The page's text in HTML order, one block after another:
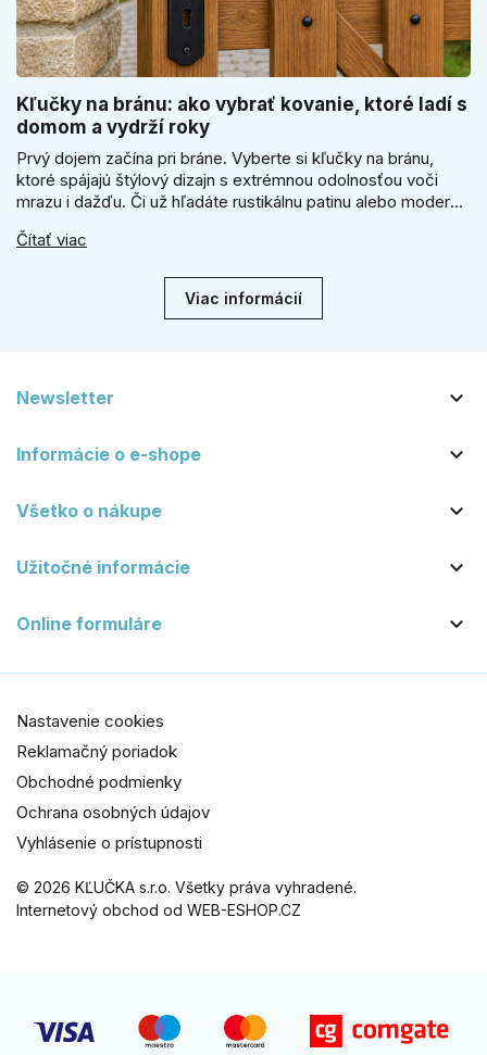
Kľučky na bránu: ako vybrať kovanie, ktoré ladí s
domom a vydrží roky
Prvý dojem začína pri bráne. Vyberte si kľučky na bránu,
ktoré spájajú štýlový dizajn s extrémnou odolnosťou voči
mrazu i dažďu. Či už hľadáte rustikálnu patinu alebo moderné
vydrží roky. Zabezpečte svoj vstup kvalitou, ktorá prežije
Čítať viac
Viac informácií
Newsletter 
Informácie o e-shope 
Všetko o nákupe 
Užitočné informácie 
Online formuláre 
© 2026 KĽUČKA s.r.o. Všetky práva vyhradené.
Internetový obchod od WEB-ESHOP.CZ
Nastavenie cookies
Reklamačný poriadok
Obchodné podmienky
Ochrana osobných údajov
Vyhlásenie o prístupnosti